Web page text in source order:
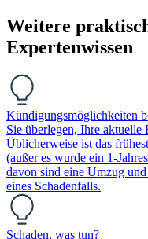
Weitere
Expertenwissen
Kündigungsmöglichkeiten
Sie überlegen, Ihre
Üblicherweise ist das
(außer es wurde ein 1-
davon sind eine Umzug
eines Schadenfalls.
Schaden, was tun?